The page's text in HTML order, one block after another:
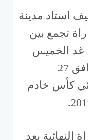
استاد مدينة
تجمع بين
غد الخميس
الموافق 2 مايو 2019، الموافق 27
نهائي كأس خادم
النهائية بعد